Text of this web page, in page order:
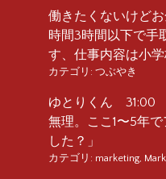
働きたくないけど
時間3時間以下で手
す、仕事内容は小学
カテゴリ: つぶやき
ゆとりくん 31:00
無理。ここ1〜5年
した？」
カテゴリ: marketing